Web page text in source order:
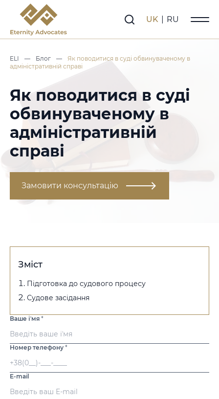
UK RU
ELI — Блог —
Як поводитися в суді обвинуваченому в
адміністративній справі
Як поводитися в суді
обвинуваченому в
адміністративній
справі
Замовити консультацію
Зміст
Підготовка до судового процесу
Судове засідання
Ваше іʼмя *
Номер телефону *
E-mail